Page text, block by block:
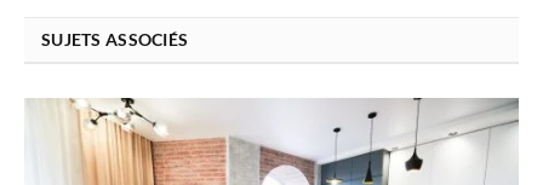
SUJETS ASSOCIÉS